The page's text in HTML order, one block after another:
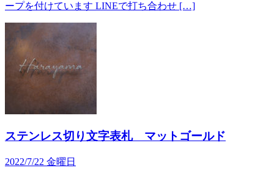
ープを付けています LINEで打ち合わせ […]
ステンレス切り文字表札 マットゴールド
2022/7/22 金曜日